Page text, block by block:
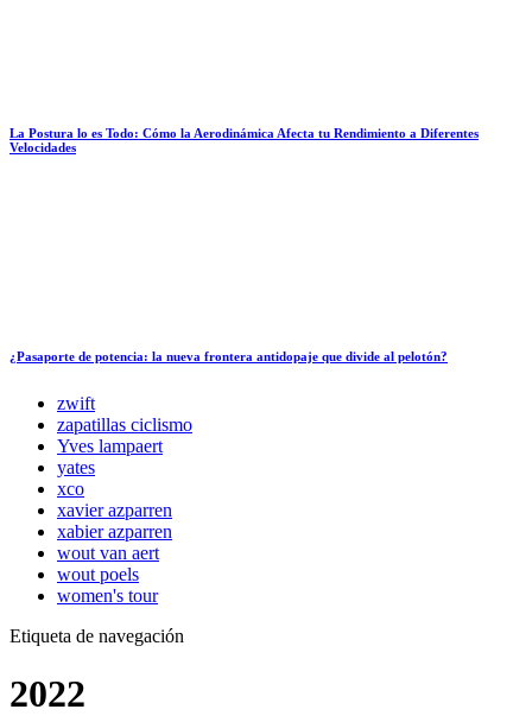
La Postura lo es Todo: Cómo la Aerodinámica Afecta tu Rendimiento a Diferentes
Velocidades
¿Pasaporte de potencia: la nueva frontera antidopaje que divide al pelotón?
zwift
zapatillas ciclismo
Yves lampaert
yates
xco
xavier azparren
xabier azparren
wout van aert
wout poels
women's tour
Etiqueta de navegación
2022